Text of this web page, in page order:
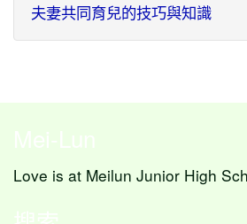
夫妻共同育兒的技巧與知識
Mei-Lun
Love is at Meilun Junior High